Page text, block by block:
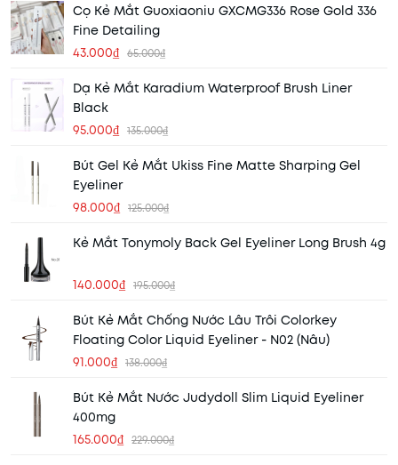
Cọ Kẻ Mắt Guoxiaoniu GXCMG336 Rose Gold 336
Fine Detailing
43.000₫ 65.000₫
Dạ Kẻ Mắt Karadium Waterproof Brush Liner
Black
95.000₫ 135.000₫
Bút Gel Kẻ Mắt Ukiss Fine Matte Sharping Gel
Eyeliner
98.000₫ 125.000₫
Kẻ Mắt Tonymoly Back Gel Eyeliner Long Brush 4g
140.000₫ 195.000₫
Bút Kẻ Mắt Chống Nước Lâu Trôi Colorkey
Floating Color Liquid Eyeliner - N02 (Nâu)
91.000₫ 138.000₫
Bút Kẻ Mắt Nước Judydoll Slim Liquid Eyeliner
400mg
165.000₫ 229.000₫